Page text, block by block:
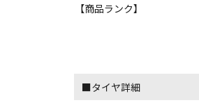
【商品ランク】
■タイヤ詳細